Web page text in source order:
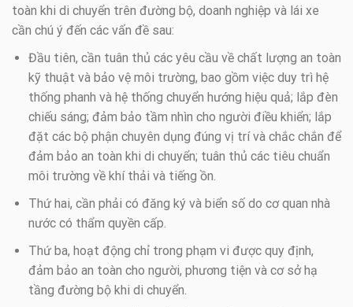
toàn khi di chuyển trên đường bộ, doanh nghiệp và lái xe
cần chú ý đến các vấn đề sau:
Đầu tiên, cần tuân thủ các yêu cầu về chất lượng an toàn
kỹ thuật và bảo vệ môi trường, bao gồm việc duy trì hệ
thống phanh và hệ thống chuyển hướng hiệu quả; lắp đèn
chiếu sáng; đảm bảo tầm nhìn cho người điều khiển; lắp
đặt các bộ phận chuyên dụng đúng vị trí và chắc chắn để
đảm bảo an toàn khi di chuyển; tuân thủ các tiêu chuẩn
môi trường về khí thải và tiếng ồn.
Thứ hai, cần phải có đăng ký và biển số do cơ quan nhà
nước có thẩm quyền cấp.
Thứ ba, hoạt động chỉ trong phạm vi được quy định,
đảm bảo an toàn cho người, phương tiện và cơ sở hạ
tầng đường bộ khi di chuyển.